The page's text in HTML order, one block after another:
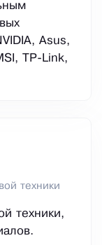
Asus,
TP-Link,
техники
техники,